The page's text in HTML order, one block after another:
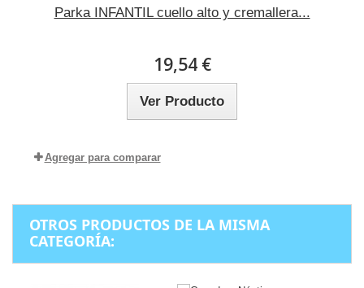
Parka INFANTIL cuello alto y cremallera...
19,54 €
Ver Producto
Agregar para comparar
OTROS PRODUCTOS DE LA MISMA
CATEGORÍA: